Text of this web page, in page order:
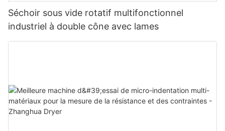
Séchoir sous vide rotatif multifonctionnel
industriel à double cône avec lames